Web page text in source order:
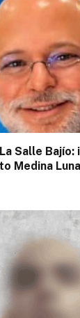
Salle Bajío:
Medina